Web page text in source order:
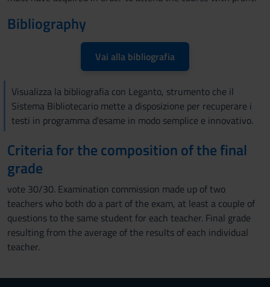
Bibliography
Vai alla bibliografia
Visualizza la bibliografia con Leganto, strumento che il
Sistema Bibliotecario mette a disposizione per recuperare i
testi in programma d'esame in modo semplice e innovativo.
Criteria for the composition of the final
grade
vote 30/30. Examination commission made up of two
teachers who both do a part of the exam, at least a couple of
questions to the same student for each teacher. Final grade
resulting from the average of the results of each individual
teacher.